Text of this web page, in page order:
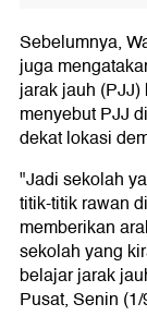
Sebelumnya,
juga
jarak jauh
menyebut PJJ
dekat lokasi
"Jadi sekolah
titik-titik rawan
memberikan
sekolah yang
belajar jarak
Pusat, Senin (1/